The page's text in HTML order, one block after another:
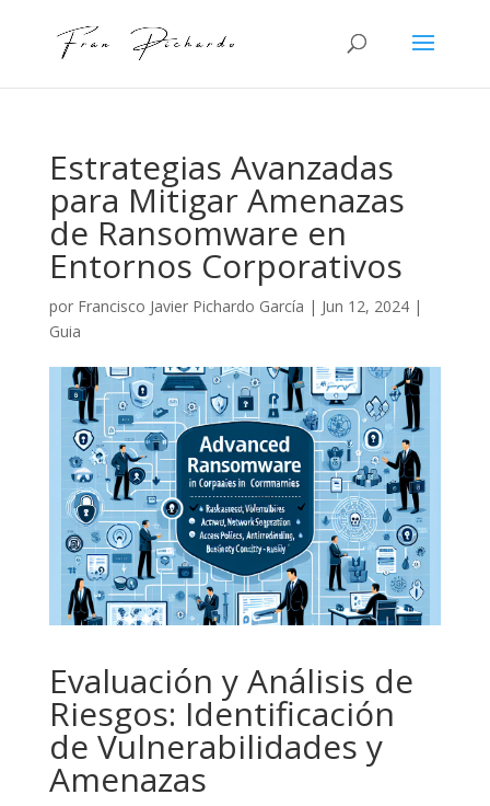
Estrategias Avanzadas
para Mitigar Amenazas
de Ransomware en
Entornos Corporativos
por Francisco Javier Pichardo García | Jun 12, 2024|
Guia
Evaluación y Análisis de
Riesgos: Identificación
de Vulnerabilidades y
Amenazas